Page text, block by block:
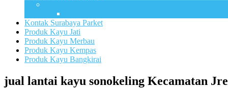
Kontak Surabaya Parket
Produk Kayu Jati
Produk Kayu Merbau
Produk Kayu Kempas
Produk Kayu Bangkirai
jual lantai kayu sonokeling Kecamatan